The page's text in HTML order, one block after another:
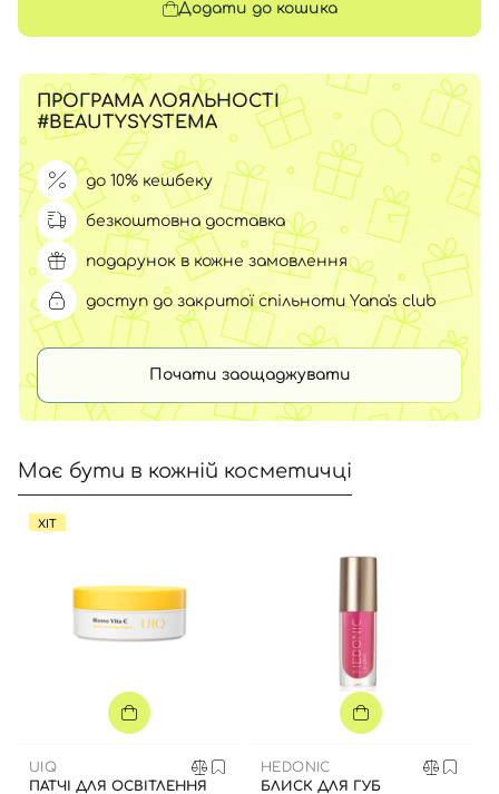
Додати до кошика
ПРОГРАМА ЛОЯЛЬНОСТІ
#BEAUTYSYSTEMA
до 10% кешбеку
безкоштовна доставка
подарунок в кожне замовлення
доступ до закритої спільноти Yana's club
Почати заощаджувати
Має бути в кожній косметичці
ХІТ
UIQ
ПАТЧІ ДЛЯ ОСВІТЛЕННЯ
HEDONIC
БЛИСК ДЛЯ ГУБ